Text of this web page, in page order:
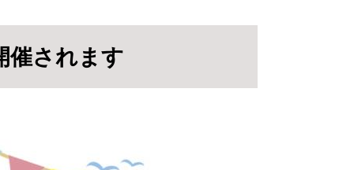
催されます